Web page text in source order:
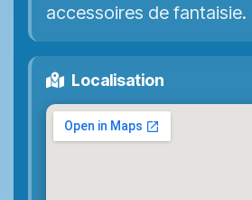
accessoires de fantaisie.
Localisation